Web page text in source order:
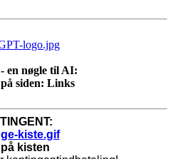
en nøgle til AI:
siden: Links
kisten